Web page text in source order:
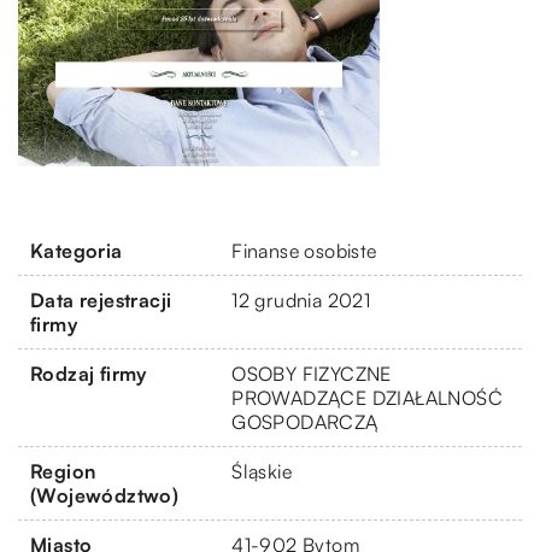
Kategoria Finanse osobiste
Data rejestracji
firmy
12 grudnia 2021
Rodzaj firmy
OSOBY FIZYCZNE
PROWADZĄCE DZIAŁALNOŚĆ
GOSPODARCZĄ
Region
(Województwo)
Śląskie
Miasto 41-902 Bytom